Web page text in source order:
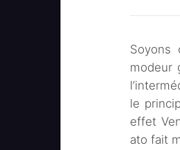
Soyons
modeur
le
effet
ato fait